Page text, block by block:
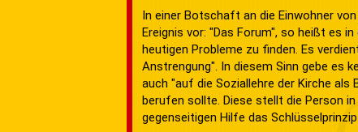
In einer Botschaft an die Einwohner
Ereignis vor: "Das Forum", so heißt es
heutigen Probleme zu finden. Es
Anstrengung". In diesem Sinn gebe es
auch "auf die Soziallehre der Kirche
berufen sollte. Diese stellt die Person
gegenseitigen Hilfe das